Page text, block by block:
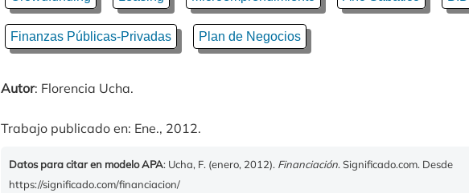
Finanzas Públicas-Privadas Plan de Negocios
Autor: Florencia Ucha.
Trabajo publicado en: Ene., 2012.
Datos para citar en modelo APA: Ucha, F. (enero, 2012). Financiación. Significado.com. Desde
https://significado.com/financiacion/